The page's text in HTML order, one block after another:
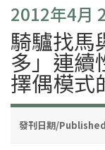
2012年4月
騎驢找馬
多」連續
擇偶模式
發刊日期/